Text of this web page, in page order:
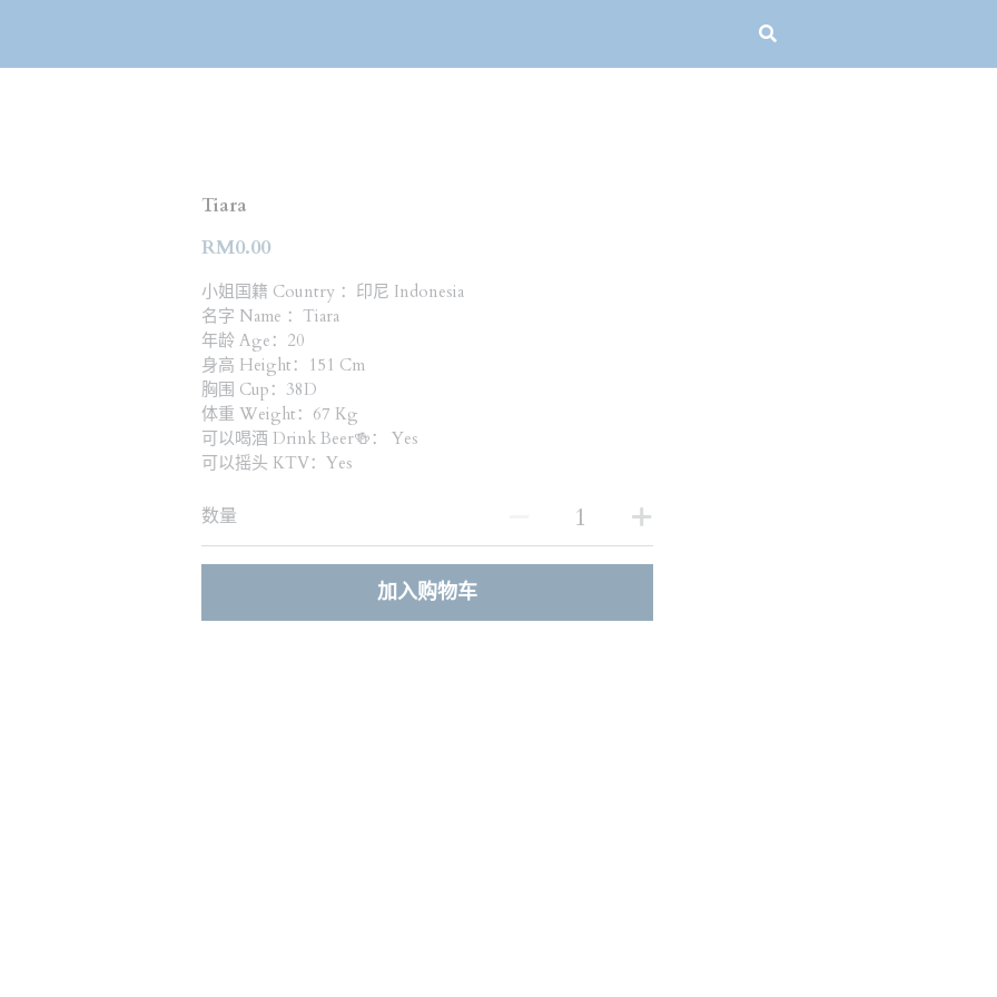
Tiara
RM0.00
小姐国籍 Country ：印尼 Indonesia
名字 Name ：Tiara
年龄 Age：20
身高 Height：151 Cm
胸围 Cup：38D
体重 Weight：67 Kg
可以喝酒 Drink Beer🍻： Yes
可以摇头 KTV：Yes
数量
加入购物车